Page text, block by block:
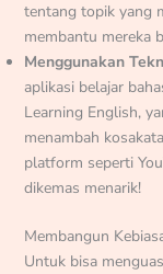
tentang topik yang
membantu mereka
Menggunakan
aplikasi belajar
Learning English,
menambah
platform seperti
dikemas menarik!
Membangun
Untuk bisa